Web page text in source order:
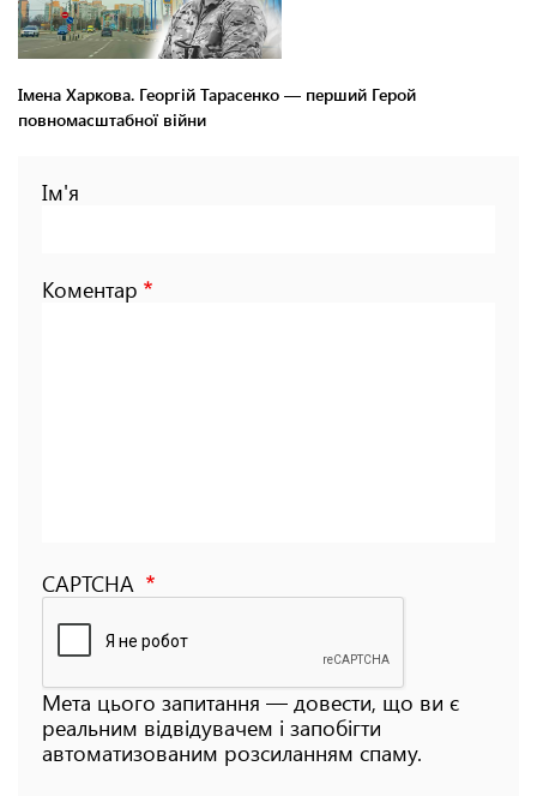
Імена Харкова. Георгій Тарасенко — перший Герой
повномасштабної війни
Ім'я
Коментар
CAPTCHA
Мета цього запитання — довести, що ви є
реальним відвідувачем і запобігти
автоматизованим розсиланням спаму.